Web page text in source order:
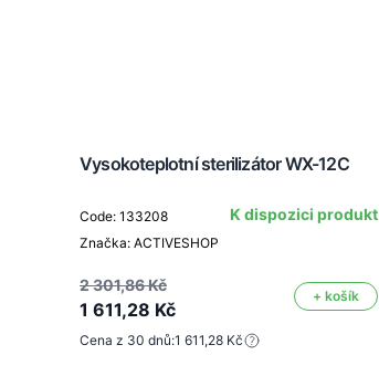
Vysokoteplotní sterilizátor WX-12C
Code: 133208
Značka: ACTIVESHOP
K dispozici produkt
2 301,86 Kč
1 611,28 Kč
+ košík
Cena z 30 dnů:1 611,28 Kč